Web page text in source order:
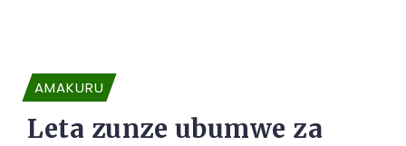
AMAKURU
Leta zunze ubumwe za